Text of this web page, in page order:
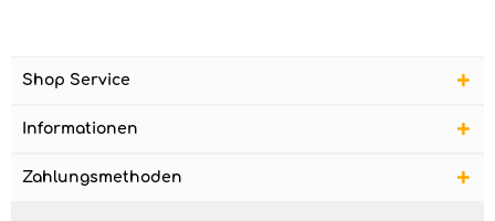
Shop Service
Informationen
Zahlungsmethoden